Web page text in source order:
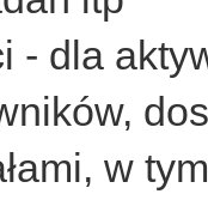
- dla
w